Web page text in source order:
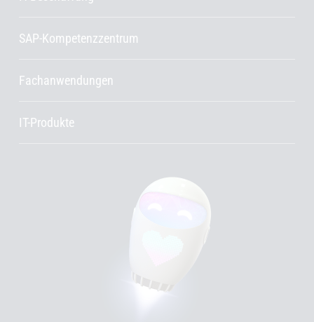
SAP-Kompetenzzentrum
Fachanwendungen
IT-Produkte